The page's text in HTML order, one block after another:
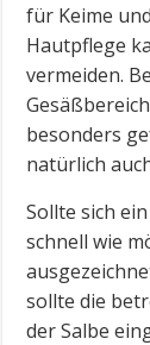
für Keime
Hautpflege
vermeiden.
besonders
natürlich
Sollte sich
schnell wie
sollte die
der Salbe